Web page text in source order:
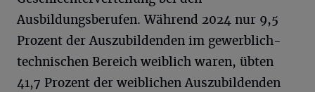
Ausbildungsberufen. Während 2024 nur 9,5
Prozent der Auszubildenden im gewerblich-
technischen Bereich weiblich waren, übten
41,7 Prozent der weiblichen Auszubildenden